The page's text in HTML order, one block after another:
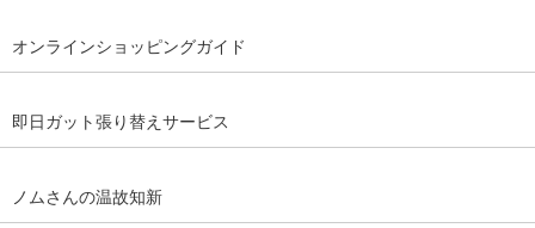
オンラインショッピングガイド
即日ガット張り替えサービス
ノムさんの温故知新